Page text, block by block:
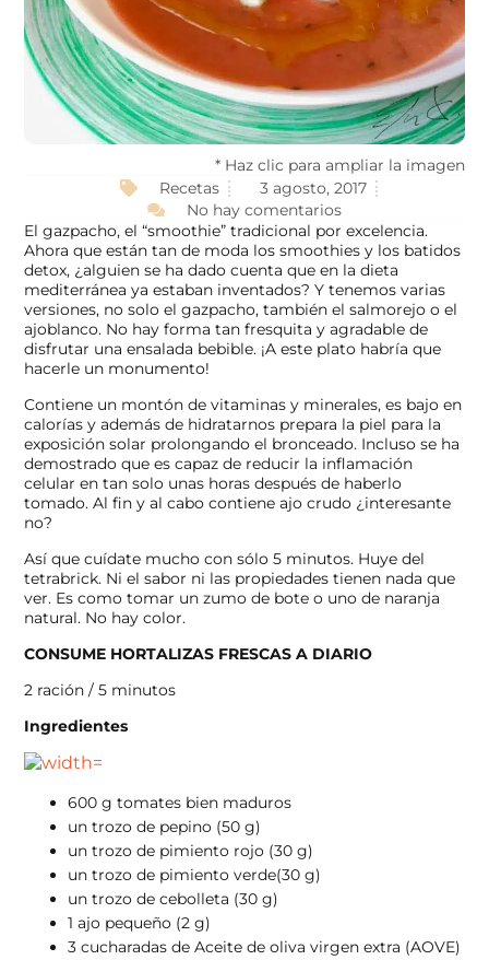
* Haz clic para ampliar la imagen
Recetas
3 agosto, 2017
No hay comentarios
El gazpacho, el “smoothie” tradicional por excelencia.
Ahora que están tan de moda los smoothies y los batidos
detox, ¿alguien se ha dado cuenta que en la dieta
mediterránea ya estaban inventados? Y tenemos varias
versiones, no solo el gazpacho, también el salmorejo o el
ajoblanco. No hay forma tan fresquita y agradable de
disfrutar una ensalada bebible. ¡A este plato habría que
hacerle un monumento!
Contiene un montón de vitaminas y minerales, es bajo en
calorías y además de hidratarnos prepara la piel para la
exposición solar prolongando el bronceado. Incluso se ha
demostrado que es capaz de reducir la inflamación
celular en tan solo unas horas después de haberlo
tomado. Al fin y al cabo contiene ajo crudo ¿interesante
no?
Así que cuídate mucho con sólo 5 minutos. Huye del
tetrabrick. Ni el sabor ni las propiedades tienen nada que
ver. Es como tomar un zumo de bote o uno de naranja
natural. No hay color.
CONSUME HORTALIZAS FRESCAS A DIARIO
2 ración / 5 minutos
Ingredientes
600 g tomates bien maduros
un trozo de pepino (50 g)
un trozo de pimiento rojo (30 g)
un trozo de pimiento verde(30 g)
un trozo de cebolleta (30 g)
1 ajo pequeño (2 g)
3 cucharadas de Aceite de oliva virgen extra (AOVE)